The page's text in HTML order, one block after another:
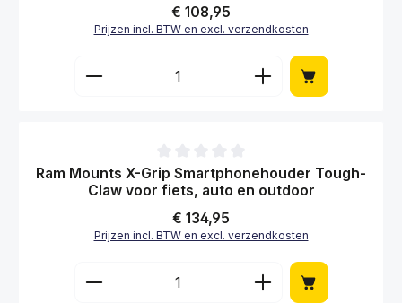
Gemiddelde waardering van 0 van 5 sterren
Ram Mounts X-Grip Universele houder voor
smartphones EZ-Strap
Normale prijs:
€ 73,95
Prijzen incl. BTW en excl. verzendkosten
Producthoeveelheid: Voer de gewenste